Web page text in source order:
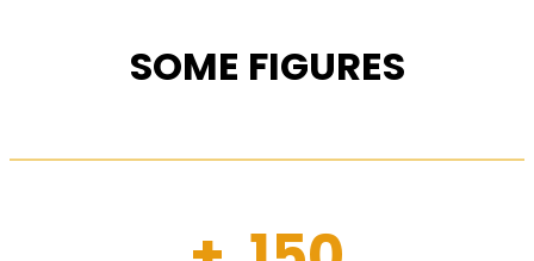
SOME FIGURES